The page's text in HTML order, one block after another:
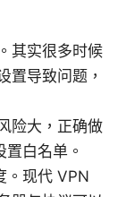
其实很多时候
置导致问题，
险大，正确做
白名单。
。现代 VPN